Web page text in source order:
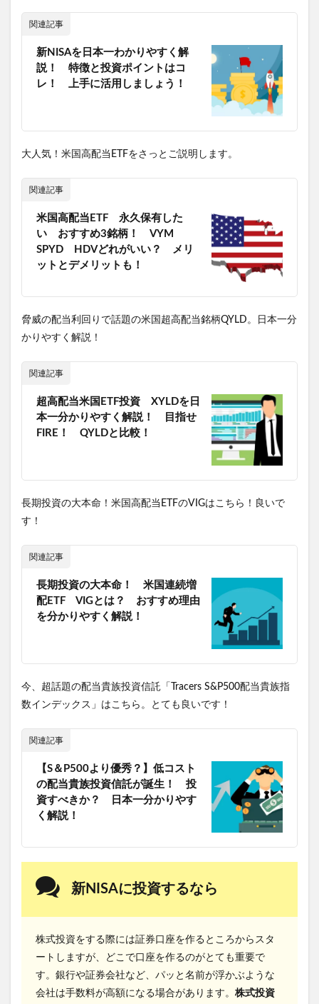
関連記事
新NISAを日本一わかりやすく解
説！ 特徴と投資ポイントはコ
レ！ 上手に活用しましょう！
大人気！米国高配当ETFをさっとご説明します。
関連記事
米国高配当ETF 永久保有した
い おすすめ3銘柄！ VYM
SPYD HDVどれがいい？ メリ
ットとデメリットも！
脅威の配当利回りで話題の米国超高配当銘柄QYLD。日本一分
かりやすく解説！
関連記事
超高配当米国ETF投資 XYLDを日
本一分かりやすく解説！ 目指せ
FIRE！ QYLDと比較！
長期投資の大本命！米国高配当ETFのVIGはこちら！良いで
す！
関連記事
長期投資の大本命！ 米国連続増
配ETF VIGとは？ おすすめ理由
を分かりやすく解説！
今、超話題の配当貴族投資信託「Tracers S&P500配当貴族指
数インデックス」はこちら。とても良いです！
関連記事
【S＆P500より優秀？】低コスト
の配当貴族投資信託が誕生！ 投
資すべきか？ 日本一分かりやす
く解説！
新NISAに投資するなら
株式投資をする際には証券口座を作るところからスタ
ートしますが、どこで口座を作るのがとても重要で
す。銀行や証券会社など、パッと名前が浮かぶような
会社は手数料が高額になる場合があります。 株式投資